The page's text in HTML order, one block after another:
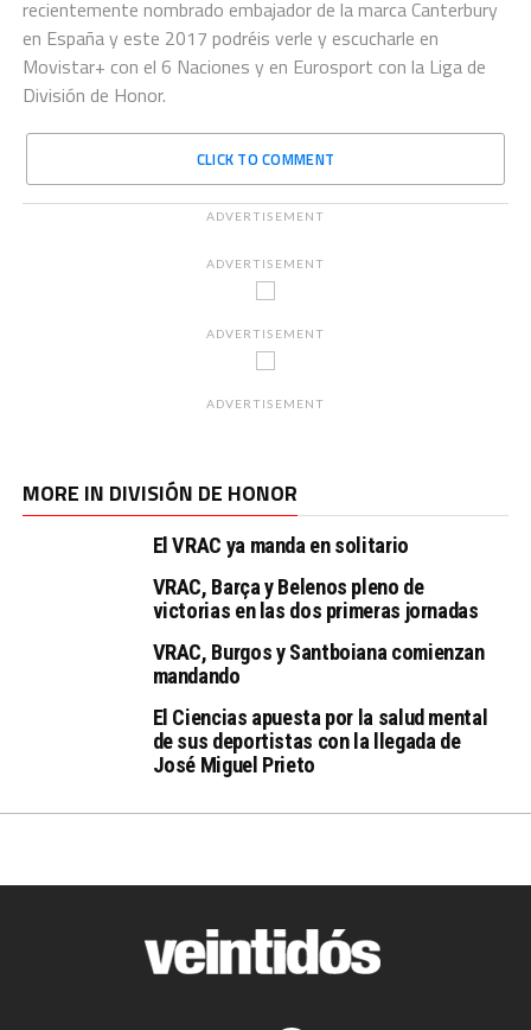
recientemente nombrado embajador de la marca Canterbury
en España y este 2017 podréis verle y escucharle en
Movistar+ con el 6 Naciones y en Eurosport con la Liga de
División de Honor.
CLICK TO COMMENT
ADVERTISEMENT
ADVERTISEMENT
ADVERTISEMENT
ADVERTISEMENT
MORE IN DIVISIÓN DE HONOR
El VRAC ya manda en solitario
VRAC, Barça y Belenos pleno de
victorias en las dos primeras jornadas
VRAC, Burgos y Santboiana comienzan
mandando
El Ciencias apuesta por la salud mental
de sus deportistas con la llegada de
José Miguel Prieto